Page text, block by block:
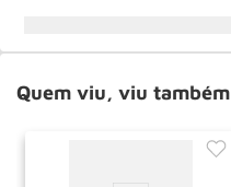
Quem viu, viu também